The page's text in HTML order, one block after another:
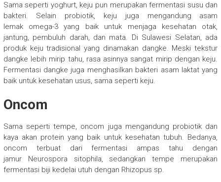
Sama seperti yoghurt, keju pun merupakan fermentasi susu dan
bakteri. Selain probiotik, keju juga mengandung asam
lemak omega-3 yang baik untuk menjaga kesehatan otak,
jantung, pembuluh darah, dan mata. Di Sulawesi Selatan, ada
produk keju tradisional yang dinamakan dangke. Meski tekstur
dangke lebih mirip tahu, rasa asinnya sangat mirip dengan keju.
Fermentasi dangke juga menghasilkan bakteri asam laktat yang
baik untuk kesehatan usus, sama seperti keju.
Oncom
Sama seperti tempe, oncom juga mengandung probiotik dan
kaya akan protein yang baik untuk kesehatan tubuh. Bedanya,
oncom terbuat dari fermentasi ampas tahu dengan
jamur Neurospora sitophila, sedangkan tempe merupakan
fermentasi biji kedelai utuh dengan Rhizopus sp.